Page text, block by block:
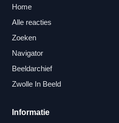
Home
Alle reacties
Zoeken
Navigator
Beeldarchief
Zwolle In Beeld
Informatie